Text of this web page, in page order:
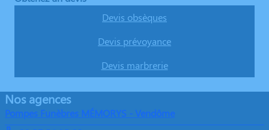
Devis obsèques
Devis prévoyance
Devis marbrerie
Nos agences
Pompes Funèbres MÉMORYS - Vendôme